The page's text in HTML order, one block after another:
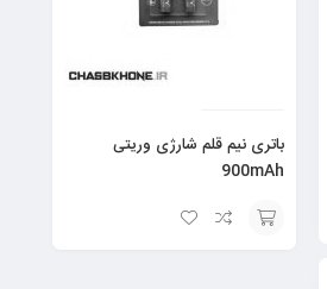
باتری نیم قلم شارژی وریتی
900mAh